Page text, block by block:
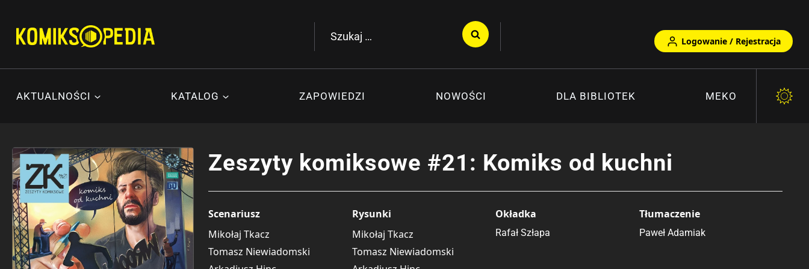
treści
Szukaj:
Logowanie / Rejestracja
AKTUALNOŚCI KATALOG ZAPOWIEDZI NOWOŚCI DLA BIBLIOTEK MEKO
Zeszyty komiksowe #21: Komiks od kuchni
Scenariusz
Mikołaj Tkacz
Tomasz Niewiadomski
Rysunki
Mikołaj Tkacz
Tomasz Niewiadomski
Okładka
Rafał Szłapa
Tłumaczenie
Paweł Adamiak